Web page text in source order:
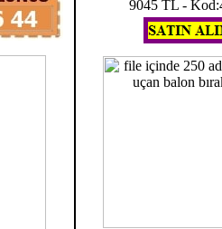
9045 TL -